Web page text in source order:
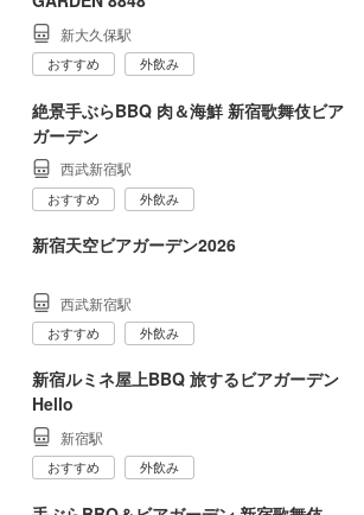
新大久保駅
おすすめ 外飲み
絶景手ぶらBBQ 肉＆海鮮 新宿歌舞伎ビア
ガーデン
西武新宿駅
おすすめ 外飲み
新宿天空ビアガーデン2026
西武新宿駅
おすすめ 外飲み
新宿ルミネ屋上BBQ 旅するビアガーデン
Hello
新宿駅
おすすめ 外飲み